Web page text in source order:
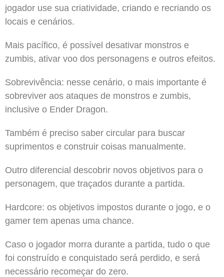
jogador use sua criatividade, criando e recriando os
locais e cenários.
Mais pacífico, é possível desativar monstros e
zumbis, ativar voo dos personagens e outros efeitos.
Sobrevivência: nesse cenário, o mais importante é
sobreviver aos ataques de monstros e zumbis,
inclusive o Ender Dragon.
Também é preciso saber circular para buscar
suprimentos e construir coisas manualmente.
Outro diferencial descobrir novos objetivos para o
personagem, que traçados durante a partida.
Hardcore: os objetivos impostos durante o jogo, e o
gamer tem apenas uma chance.
Caso o jogador morra durante a partida, tudo o que
foi construído e conquistado será perdido, e será
necessário recomeçar do zero.